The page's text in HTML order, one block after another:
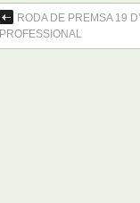
RODA DE PREMSA 19
PROFESSIONAL